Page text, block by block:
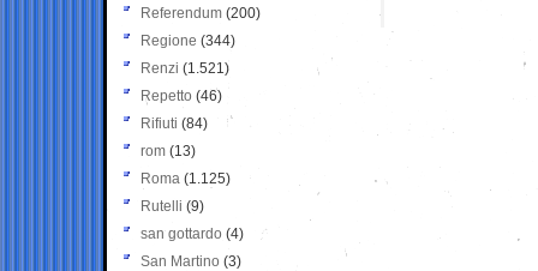
Referendum (200)
Regione (344)
Renzi (1.521)
Repetto (46)
Rifiuti (84)
rom (13)
Roma (1.125)
Rutelli (9)
san gottardo (4)
San Martino (3)